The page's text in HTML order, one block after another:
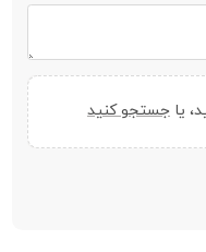
یا جستجو کنید